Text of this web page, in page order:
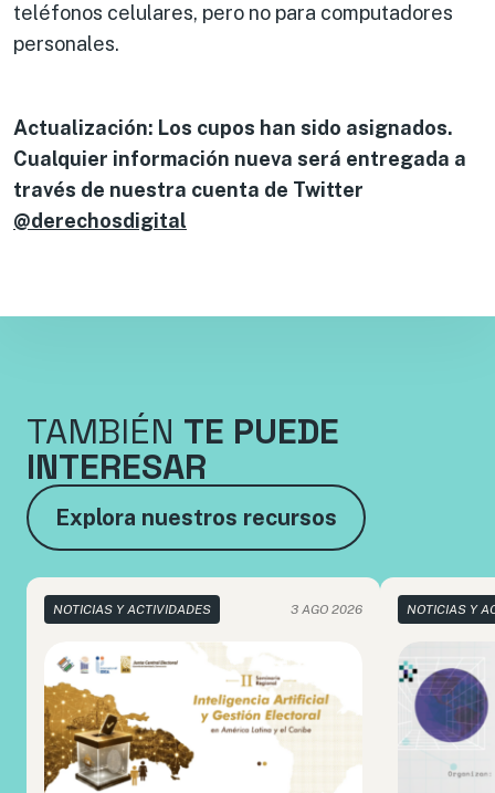
teléfonos celulares, pero no para computadores
personales.
Actualización: Los cupos han sido asignados.
Cualquier información nueva será entregada a
través de nuestra cuenta de Twitter
@derechosdigital
TAMBIÉN TE PUEDE
INTERESAR
Explora nuestros recursos
NOTICIAS Y ACTIVIDADES 3 AGO 2026 NOTICIAS Y